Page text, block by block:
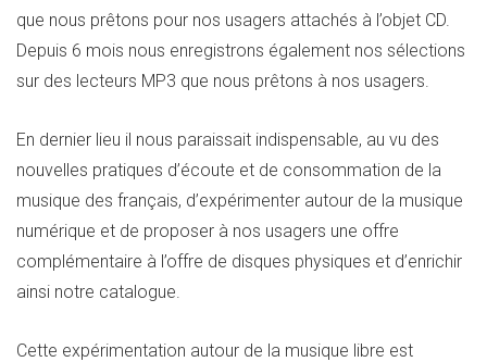
que nous prêtons pour nos usagers attachés à l’objet CD.
Depuis 6 mois nous enregistrons également nos sélections
sur des lecteurs MP3 que nous prêtons à nos usagers.
En dernier lieu il nous paraissait indispensable, au vu des
nouvelles pratiques d’écoute et de consommation de la
musique des français, d’expérimenter autour de la musique
numérique et de proposer à nos usagers une offre
complémentaire à l’offre de disques physiques et d’enrichir
ainsi notre catalogue.
Cette expérimentation autour de la musique libre est